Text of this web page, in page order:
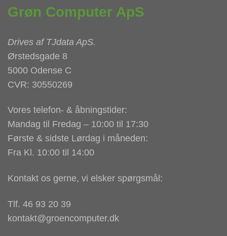
Grøn Computer ApS
Drives af TJdata ApS.
Ørstedsgade 8
5000 Odense C
CVR: 30550269
Vores telefon- & åbningstider:
Mandag til Fredag – 10:00 til 17:30
Første & sidste Lørdag i måneden:
Fra Kl. 10:00 til 14:00
Kontakt os gerne, vi elsker spørgsmål:
Tlf. 46 93 20 39
kontakt@groencomputer.dk